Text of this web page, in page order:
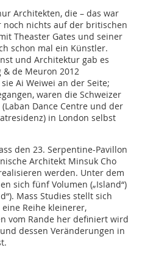
Architekten, die – das war
noch nichts auf der britischen
Theaster Gates und seiner
schon mal ein Künstler.
und Architektur gab es
& de Meuron 2012
Ai Weiwei an der Seite;
waren die Schweizer
Dance Centre und der
in London selbst
den 23. Serpentine-Pavillon
Architekt Minsuk Cho
werden. Unter dem
sich fünf Volumen („Island“)
Mass Studies stellt sich
Reihe kleinerer,
vom Rande her definiert wird
dessen Veränderungen in